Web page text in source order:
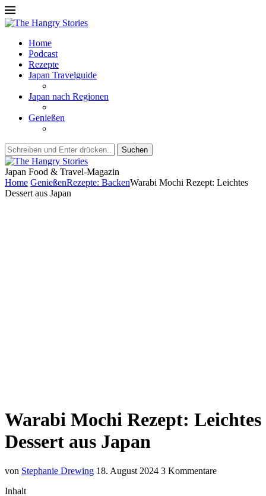
Home
Podcast
Rezepte
Japan Travelguide
Japan nach Regionen
Genießen
Suchen
Japan Food & Travel-Magazin
Home GenießenRezepte: BackenWarabi Mochi Rezept: Leichtes
Dessert aus Japan
Warabi Mochi Rezept: Leichtes
Dessert aus Japan
von Stephanie Drewing 18. August 2024 3 Kommentare
Inhalt